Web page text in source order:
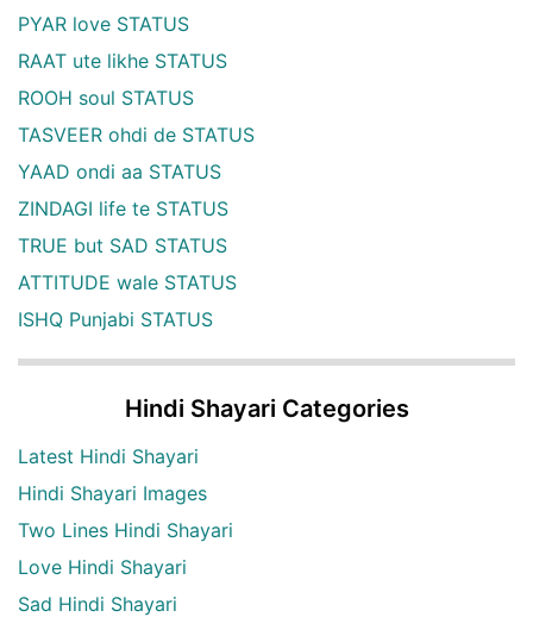
PYAR love STATUS
RAAT ute likhe STATUS
ROOH soul STATUS
TASVEER ohdi de STATUS
YAAD ondi aa STATUS
ZINDAGI life te STATUS
TRUE but SAD STATUS
ATTITUDE wale STATUS
ISHQ Punjabi STATUS
Hindi Shayari Categories
Latest Hindi Shayari
Hindi Shayari Images
Two Lines Hindi Shayari
Love Hindi Shayari
Sad Hindi Shayari